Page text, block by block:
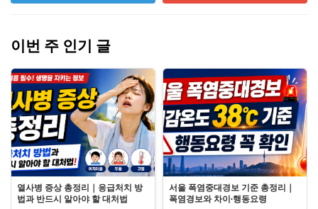
이번 주 인기 글
열사병 증상 총정리｜응급처치 방
법과 반드시 알아야 할 대처법
서울 폭염중대경보 기준 총정리｜
폭염경보와 차이·행동요령